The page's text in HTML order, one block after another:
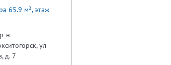
65.9 м², этаж
н
ул
д. 7